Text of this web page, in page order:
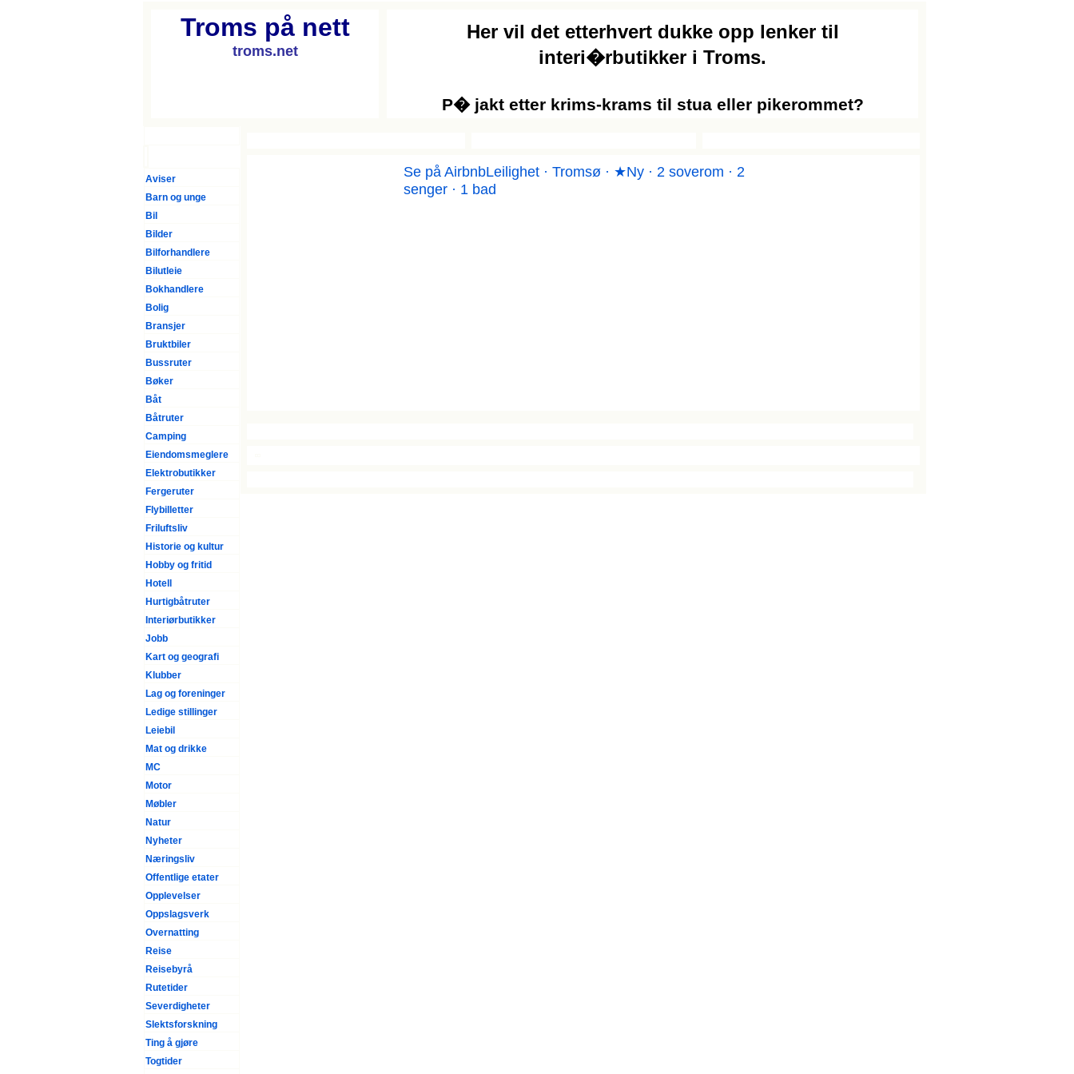
Troms på nett
troms.net
Her vil det etterhvert dukke opp lenker til
interi�rbutikker i Troms.
P� jakt etter krims-krams til stua eller pikerommet?
Aviser
Barn og unge
Bil
Bilder
Bilforhandlere
Bilutleie
Bokhandlere
Bolig
Bransjer
Bruktbiler
Bussruter
Bøker
Båt
Båtruter
Camping
Eiendomsmeglere
Elektrobutikker
Fergeruter
Flybilletter
Friluftsliv
Historie og kultur
Hobby og fritid
Hotell
Hurtigbåtruter
Interiørbutikker
Jobb
Kart og geografi
Klubber
Lag og foreninger
Ledige stillinger
Leiebil
Mat og drikke
MC
Motor
Møbler
Natur
Nyheter
Næringsliv
Offentlige etater
Opplevelser
Oppslagsverk
Overnatting
Reise
Reisebyrå
Rutetider
Severdigheter
Slektsforskning
Ting å gjøre
Togtider
Se på AirbnbLeilighet · Tromsø · ★Ny · 2 soverom · 2
senger · 1 bad